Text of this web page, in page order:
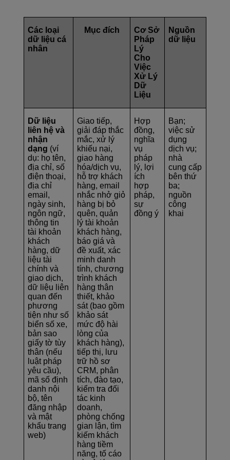
Các loại
dữ liệu cá
nhân
Mục đích
Cơ Sở
Pháp
Lý
Cho
Việc
Xử Lý
Dữ
Liệu
Nguồn
dữ liệu
Dữ liệu
liên hệ và
nhận
dạng (ví
dụ: họ tên,
địa chỉ, số
điện thoại,
địa chỉ
email,
ngày sinh,
ngôn ngữ,
thông tin
tài khoản
khách
hàng, dữ
liệu tài
chính và
giao dịch,
dữ liệu liên
quan đến
phương
tiện như số
biển số xe,
bản sao
giấy tờ tùy
thân (nếu
luật pháp
yêu cầu),
mã số định
danh nội
bộ, tên
đăng nhập
và mật
khẩu trang
web)
Giao tiếp,
giải đáp thắc
mắc, xử lý
khiếu nại,
giao hàng
hóa/dịch vụ,
hỗ trợ khách
hàng, email
nhắc nhở giỏ
hàng bị bỏ
quên, quản
lý tài khoản
khách hàng,
báo giá và
đề xuất, xác
minh danh
tính, chương
trình khách
hàng thân
thiết, khảo
sát (bao gồm
khảo sát
mức độ hài
lòng của
khách hàng),
tiếp thị, lưu
trữ hồ sơ
CRM, phân
tích, đào tạo,
kiểm tra đối
tác kinh
doanh,
phòng chống
gian lận, tìm
kiếm khách
hàng tiềm
năng, tố cáo
Hợp
đồng,
nghĩa
vụ
pháp
lý, lợi
ích
hợp
pháp,
sự
đồng ý
Bạn;
việc sử
dụng
dịch vụ;
nhà
cung cấp
bên thứ
ba;
nguồn
công
khai